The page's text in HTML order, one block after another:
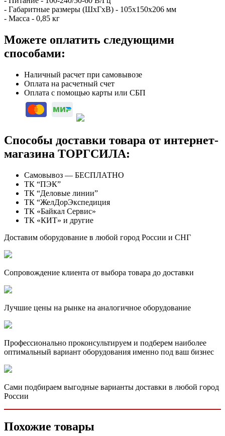
- Габаритные размеры (ШхГхВ) - 105х150х206 мм
- Масса - 0,85 кг
Можете оплатить следующими
способами:
Наличный расчет при самовывозе
Оплата на расчетный счет
Оплата с помощью карты или СБП
Способы доставки товара от интернет-
магазина ТОРГСИЛА:
Самовывоз — БЕСПЛАТНО
ТК “ПЭК”
ТК “Деловые линии”
ТК “ЖелДорЭкспедиция
ТК «Байкал Сервис»
ТК «КИТ» и другие
Доставим оборудование в любой город России и СНГ
Сопровождение клиента от выбора товара до доставки
Лучшие цены на рынке на аналогичное оборудование
Профессионально проконсультируем и подберем наиболее
оптимальный вариант оборудования именно под ваш бизнес
Сами подбираем выгодные варианты доставки в любой город
России
Похожие товары